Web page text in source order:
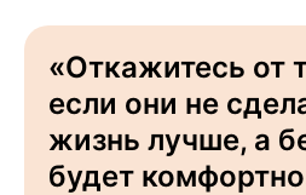
«Откажитесь от
если они не
жизнь лучше, а
будет